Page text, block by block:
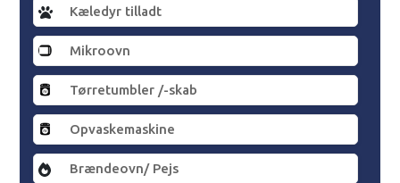
Kæledyr tilladt
Mikroovn
Tørretumbler /-skab
Opvaskemaskine
Brændeovn/ Pejs